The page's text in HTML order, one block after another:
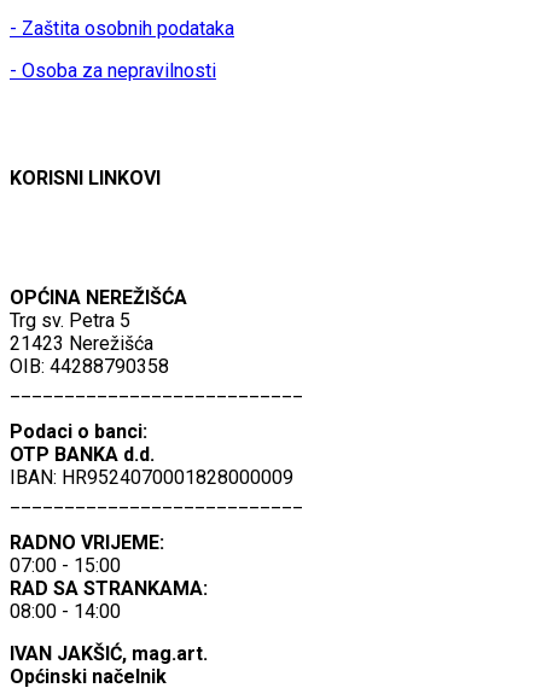
- Zaštita osobnih podataka
- Osoba za nepravilnosti
KORISNI LINKOVI
OPĆINA NEREŽIŠĆA
Trg sv. Petra 5
21423 Nerežišća
OIB: 44288790358
Podaci o banci:
OTP BANKA d.d.
IBAN: HR9524070001828000009
RADNO VRIJEME:
07:00 - 15:00
RAD SA STRANKAMA:
08:00 - 14:00
IVAN JAKŠIĆ, mag.art.
Općinski načelnik